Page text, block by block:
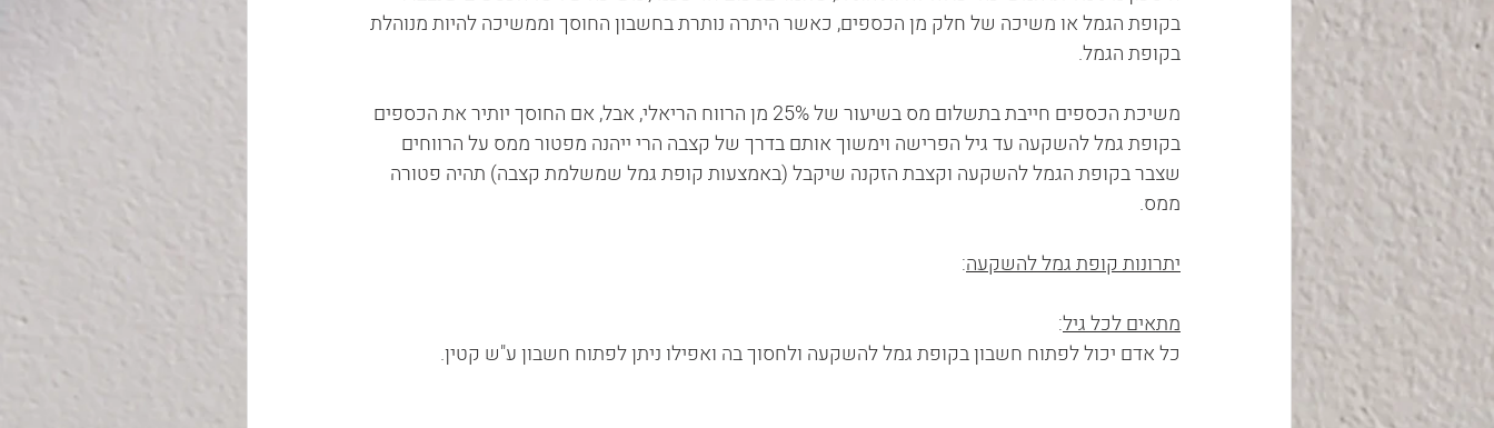
בקופת הגמל או משיכה של חלק מן הכספים, כאשר היתרה נותרת בחשבון החוסך וממשיכה להיות מנוהלת
בקופת הגמל.
משיכת הכספים חייבת בתשלום מס בשיעור של 25% מן הרווח הריאלי, אבל, אם החוסך יותיר את הכספים
בקופת גמל להשקעה עד גיל הפרישה וימשוך אותם בדרך של קצבה הרי ייהנה מפטור ממס על הרווחים
שצבר בקופת הגמל להשקעה וקצבת הזקנה שיקבל (באמצעות קופת גמל שמשלמת קצבה) תהיה פטורה
ממס.
יתרונות קופת גמל להשקעה:
מתאים לכל גיל:
כל אדם יכול לפתוח חשבון בקופת גמל להשקעה ולחסוך בה ואפילו ניתן לפתוח חשבון ע"ש קטין.